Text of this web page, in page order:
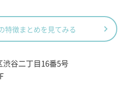
特徴まとめを見てみる
谷二丁目16番5号